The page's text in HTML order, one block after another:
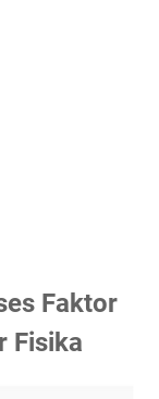
Faktor
Fisika